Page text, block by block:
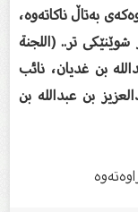
بەتاڵ ناكاتەوە،
تر.. (اللجنة
بن غديان، نائب
بن عبدالله بن